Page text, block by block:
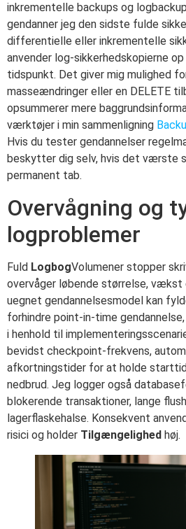
inkrementelle backups og
gendanner jeg den sidste fulde
differentielle eller inkrementelle
anvender log-sikkerhedskopierne
tidspunkt. Det giver mig mulighed
masseændringer eller en DELETE
opsummerer mere
værktøjer i min sammenligning
Hvis du tester gendannelser
beskytter dig selv, hvis det værste
permanent tab.
Overvågning og
logproblemer
Fuld LogbogVolumener stopper
overvåger løbende størrelse, vækst
uegnet gendannelsesmodel kan
forhindre point-in-time
i henhold til
bevidst checkpoint-frekvens,
afkortningstider for at holde
nedbrud. Jeg logger også
blokerende transaktioner, lange
lagerflaskehalse. Konsekvent
risici og holder Tilgængelighed høj.